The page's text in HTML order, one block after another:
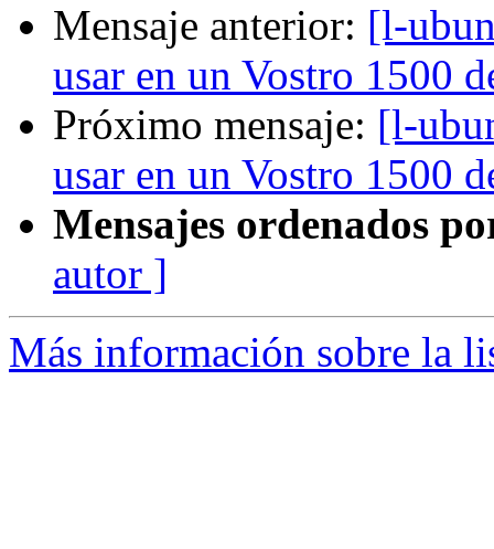
Mensaje anterior: [l-
usar en un Vostro 1500
Próximo mensaje: [l-
usar en un Vostro 1500
Mensajes ordenados
autor ]
Más información sobre la